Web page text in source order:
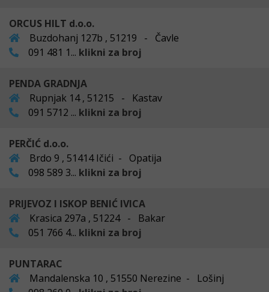
ORCUS HILT d.o.o.
Buzdohanj 127b , 51219 - Čavle
091 481 1... klikni za broj
PENDA GRADNJA
Rupnjak 14 , 51215 - Kastav
091 5712 ... klikni za broj
PERČIĆ d.o.o.
Brdo 9 , 51414 Ičići - Opatija
098 589 3... klikni za broj
PRIJEVOZ I ISKOP BENIĆ IVICA
Krasica 297a , 51224 - Bakar
051 766 4... klikni za broj
PUNTARAC
Mandalenska 10 , 51550 Nerezine - Lošinj